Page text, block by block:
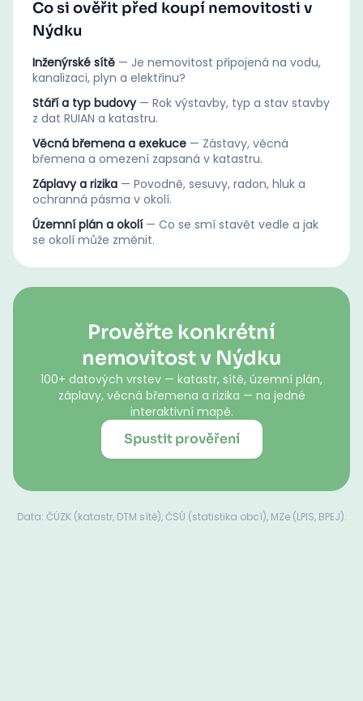
Co si ověřit před koupí nemovitosti v
Nýdku
Inženýrské sítě — Je nemovitost připojená na vodu,
kanalizaci, plyn a elektřinu?
Stáří a typ budovy — Rok výstavby, typ a stav stavby
z dat RUIAN a katastru.
Věcná břemena a exekuce — Zástavy, věcná
břemena a omezení zapsaná v katastru.
Záplavy a rizika — Povodně, sesuvy, radon, hluk a
ochranná pásma v okolí.
Územní plán a okolí — Co se smí stavět vedle a jak
se okolí může změnit.
Prověřte konkrétní
nemovitost v Nýdku
100+ datových vrstev — katastr, sítě, územní plán,
záplavy, věcná břemena a rizika — na jedné
interaktivní mapě.
Spustit prověření
Data: ČÚZK (katastr, DTM sítě), ČSÚ (statistika obcí), MZe (LPIS, BPEJ).